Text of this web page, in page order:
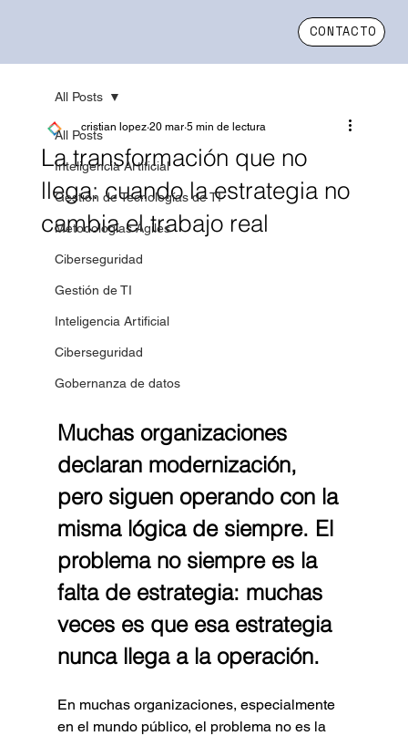
CONTACTO
All Posts
Inteligencia Artificial
Gestión de Tecnologías de TI
Metodologías Ágiles
Ciberseguridad
Gestión de TI
Inteligencia Artificial
Ciberseguridad
Gobernanza de datos
All Posts
La transformación que no
llega: cuando la estrategia no
cambia el trabajo real
cristian lopez 20 mar 5 min de lectura
Muchas organizaciones
declaran modernización,
pero siguen operando con la
misma lógica de siempre. El
problema no siempre es la
falta de estrategia: muchas
veces es que esa estrategia
nunca llega a la operación.
En muchas organizaciones, especialmente
en el mundo público, el problema no es la